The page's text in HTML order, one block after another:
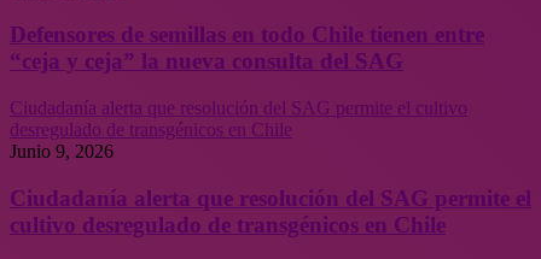
Defensores de semillas en todo Chile tienen entre
“ceja y ceja” la nueva consulta del SAG
Ciudadanía alerta que resolución del SAG permite el cultivo
desregulado de transgénicos en Chile
Junio 9, 2026
Ciudadanía alerta que resolución del SAG permite el
cultivo desregulado de transgénicos en Chile